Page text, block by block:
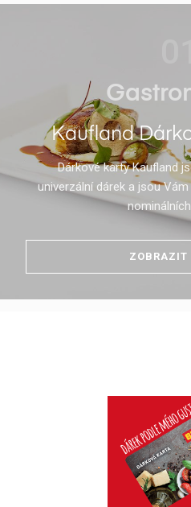
Kaufland
Dárkové karty Kaufland
univerzální dárek a jsou
ZOBRAZIT